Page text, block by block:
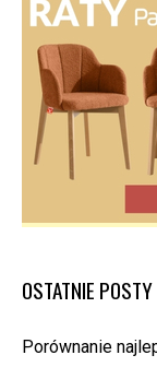
OSTATNIE POSTY
Porównanie